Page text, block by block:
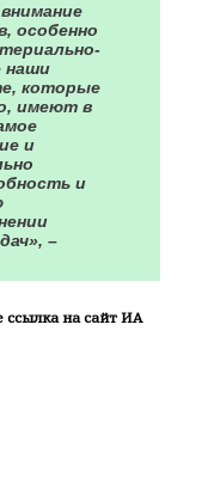
особенно
наши
которые
имеют в
и
и
–
на сайт ИА